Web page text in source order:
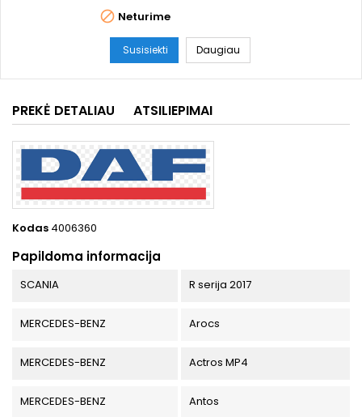
 Neturime
Susisiekti Daugiau
PREKĖ DETALIAU ATSILIEPIMAI
Kodas 4006360
Papildoma informacija
SCANIA R serija 2017
MERCEDES-BENZ Arocs
MERCEDES-BENZ Actros MP4
MERCEDES-BENZ Antos